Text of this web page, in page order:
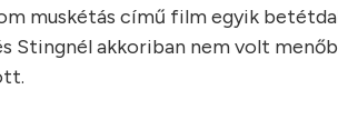
muskétás című film egyik
Stingnél akkoriban nem volt